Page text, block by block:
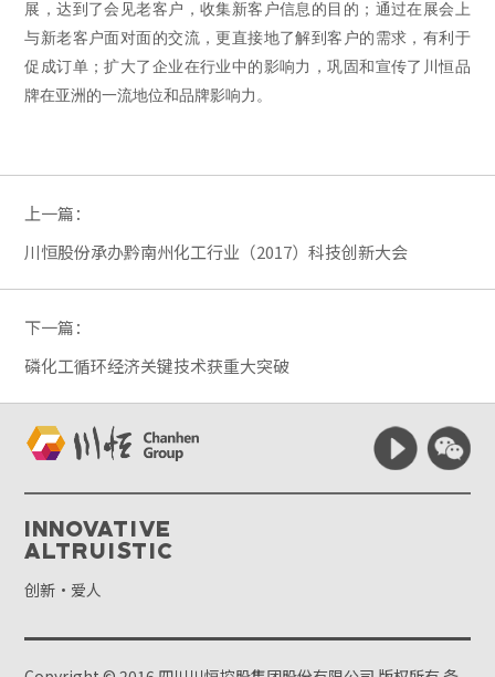
展，达到了会见老客户，收集新客户信息的目的；通过在展会上
与新老客户面对面的交流，更直接地了解到客户的需求，有利于
促成订单；扩大了企业在行业中的影响力，巩固和宣传了川恒品
牌在亚洲的一流地位和品牌影响力。
上一篇：
川恒股份承办黔南州化工行业（2017）科技创新大会
下一篇：
磷化工循环经济关键技术获重大突破
Innovative
Altruistic
创新·爱人